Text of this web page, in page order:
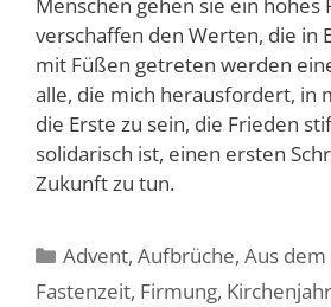
verschaffen den Werten, die in
mit Füßen getreten werden
alle, die mich herausfordert, in
die Erste zu sein, die Frieden
solidarisch ist, einen ersten
Zukunft zu tun.
Kategorien
Advent,Aufbrüche,Aus
Fastenzeit, Firmung, Kirchenjahr